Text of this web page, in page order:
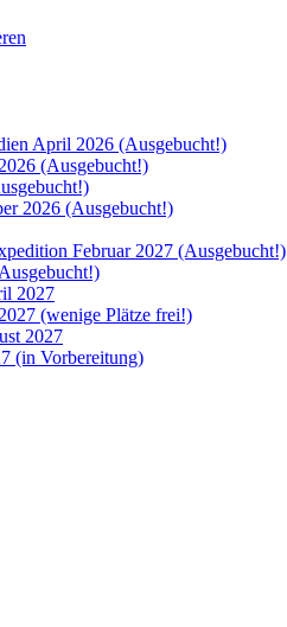
April 2026 (Ausgebucht!)
(Ausgebucht!)
2026 (Ausgebucht!)
Februar 2027 (Ausgebucht!)
2027
(wenige Plätze frei!)
2027
(in Vorbereitung)